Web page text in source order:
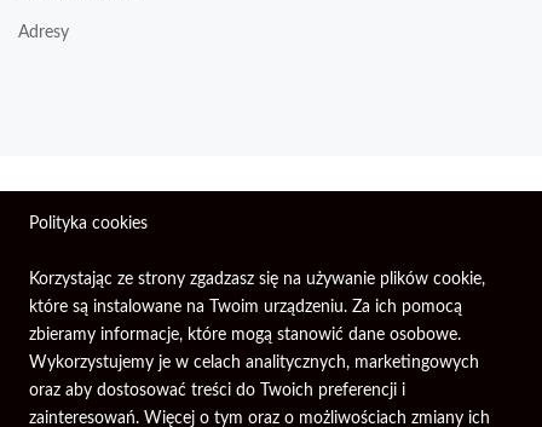
Adresy
Wszelkie prawa zastrzeżone © 2026 | Firma Elektroniczna
Polityka cookies
Korzystając ze strony zgadzasz się na używanie plików cookie,
które są instalowane na Twoim urządzeniu. Za ich pomocą
zbieramy informacje, które mogą stanowić dane osobowe.
Wykorzystujemy je w celach analitycznych, marketingowych
oraz aby dostosować treści do Twoich preferencji i
zainteresowań. Więcej o tym oraz o możliwościach zmiany ich